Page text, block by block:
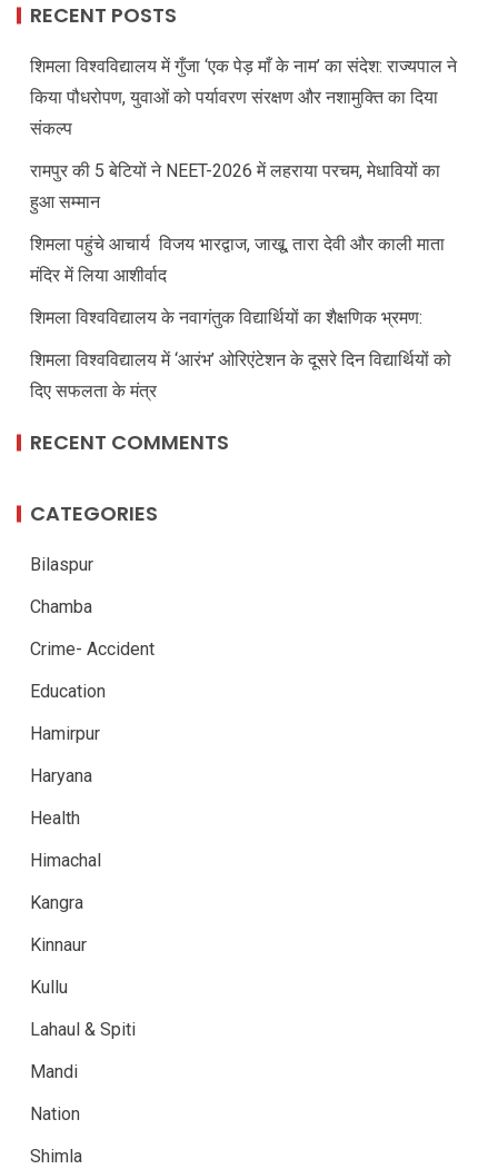
RECENT POSTS
शिमला विश्वविद्यालय में गुँजा ‘एक पेड़ माँ के नाम’ का संदेश: राज्यपाल ने
किया पौधरोपण, युवाओं को पर्यावरण संरक्षण और नशामुक्ति का दिया
संकल्प
रामपुर की 5 बेटियों ने NEET-2026 में लहराया परचम, मेधावियों का
हुआ सम्मान
शिमला पहुंचे आचार्य विजय भारद्वाज, जाखू, तारा देवी और काली माता
मंदिर में लिया आशीर्वाद
शिमला विश्वविद्यालय के नवागंतुक विद्यार्थियों का शैक्षणिक भ्रमण:
शिमला विश्वविद्यालय में ‘आरंभ’ ओरिएंटेशन के दूसरे दिन विद्यार्थियों को
दिए सफलता के मंत्र
RECENT COMMENTS
CATEGORIES
Bilaspur
Chamba
Crime- Accident
Education
Hamirpur
Haryana
Health
Himachal
Kangra
Kinnaur
Kullu
Lahaul & Spiti
Mandi
Nation
Shimla